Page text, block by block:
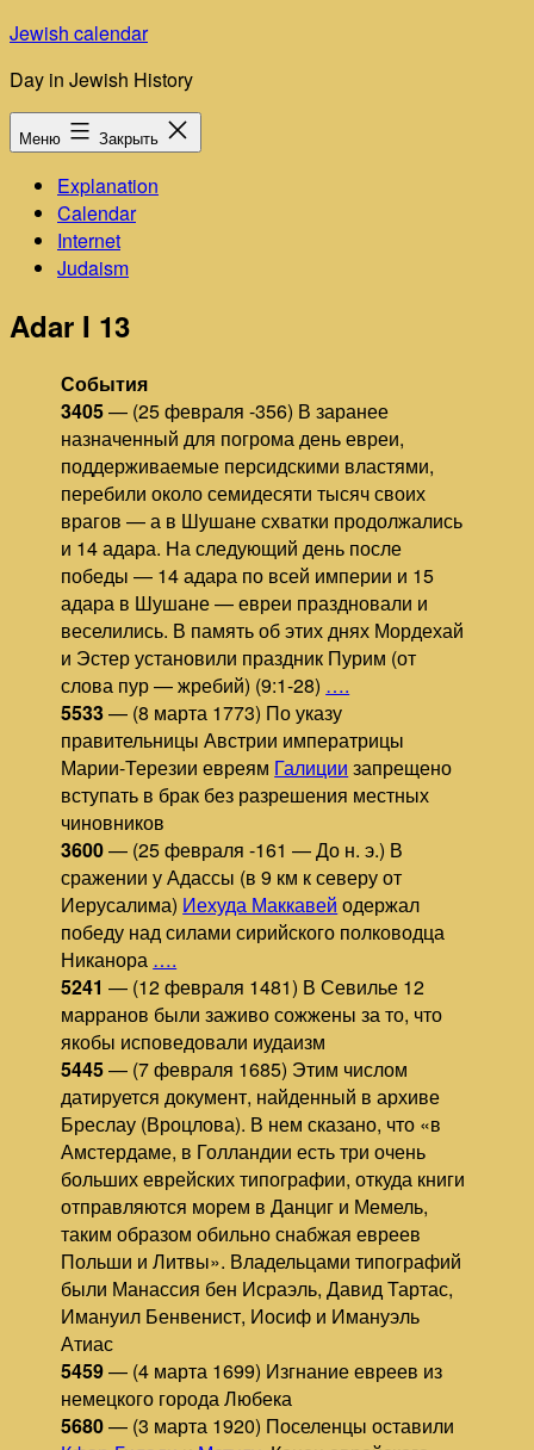
Перейти
содержимому
Jewish calendar
Day in Jewish History
Меню Закрыть
Explanation
Calendar
Internet
Judaism
Adar I 13
События
3405— (25 февраля -356) В заранее
назначенный для погрома день евреи,
поддерживаемые персидскими властями,
перебили около семидесяти тысяч своих
врагов — а в Шушане схватки продолжались
и 14 адара. На следующий день после
победы — 14 адара по всей империи и 15
адара в Шушане — евреи праздновали и
веселились. В память об этих днях Мордехай
и Эстер установили праздник Пурим (от
слова пур — жребий) (9:1-28) ….
5533— (8 марта 1773) По указу
правительницы Австрии императрицы
Марии-Терезии евреям Галиции запрещено
вступать в брак без разрешения местных
чиновников
3600— (25 февраля -161 — До н. э.) В
сражении у Адассы (в 9 км к северу от
Иерусалима) Иехуда Маккавей одержал
победу над силами сирийского полководца
Никанора ….
5241 — (12 февраля 1481) В Севилье 12
марранов были заживо сожжены за то, что
якобы исповедовали иудаизм
5445— (7 февраля 1685) Этим числом
датируется документ, найденный в архиве
Бреслау (Вроцлова). В нем сказано, что «в
Амстердаме, в Голландии есть три очень
больших еврейских типографии, откуда книги
отправляются морем в Данциг и Мемель,
таким образом обильно снабжая евреев
Польши и Литвы». Владельцами типографий
были Манассия бен Исраэль, Давид Тартас,
Имануил Бенвенист, Иосиф и Имануэль
Атиас
5459— (4 марта 1699) Изгнание евреев из
немецкого города Любека
5680— (3 марта 1920) Поселенцы оставили